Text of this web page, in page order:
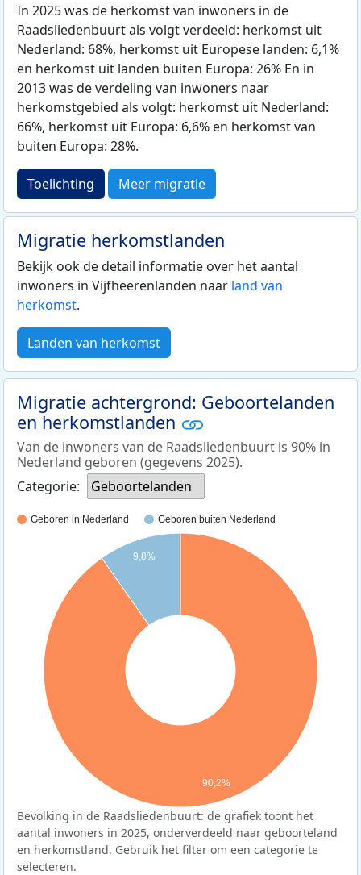
In 2025 was de herkomst van inwoners in de
Raadsliedenbuurt als volgt verdeeld: herkomst uit
Nederland: 68%, herkomst uit Europese landen: 6,1%
en herkomst uit landen buiten Europa: 26% En in
2013 was de verdeling van inwoners naar
herkomstgebied als volgt: herkomst uit Nederland:
66%, herkomst uit Europa: 6,6% en herkomst van
buiten Europa: 28%.
Toelichting Meer migratie
Migratie herkomstlanden
Bekijk ook de detail informatie over het aantal
inwoners in Vijfheerenlanden naar land van
herkomst.
Landen van herkomst
Migratie achtergrond: Geboortelanden
en herkomstlanden
Van de inwoners van de Raadsliedenbuurt is 90% in
Nederland geboren (gegevens 2025).
Categorie:
Geboortelanden
Geboren in Nederland Geboren buiten Nederland
9,8%
90,2%
Bevolking in de Raadsliedenbuurt: de grafiek toont het
aantal inwoners in 2025, onderverdeeld naar geboorteland
en herkomstland. Gebruik het filter om een categorie te
selecteren.